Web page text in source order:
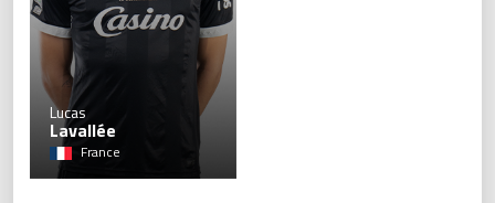
Lucas
Lavallée
France